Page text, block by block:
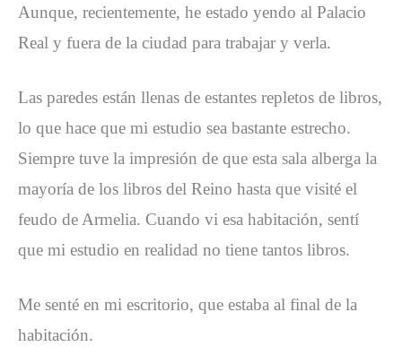
Aunque, recientemente, he estado yendo al Palacio
Real y fuera de la ciudad para trabajar y verla.
Las paredes están llenas de estantes repletos de libros,
lo que hace que mi estudio sea bastante estrecho.
Siempre tuve la impresión de que esta sala alberga la
mayoría de los libros del Reino hasta que visité el
feudo de Armelia. Cuando vi esa habitación, sentí
que mi estudio en realidad no tiene tantos libros.
Me senté en mi escritorio, que estaba al final de la
habitación.